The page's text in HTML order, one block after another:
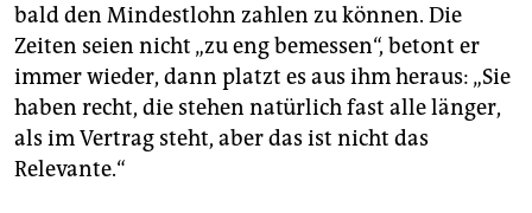
bald den Mindestlohn zahlen zu können. Die
Zeiten seien nicht „zu eng bemessen“, betont er
immer wieder, dann platzt es aus ihm heraus: „Sie
haben recht, die stehen natürlich fast alle länger,
als im Vertrag steht, aber das ist nicht das
Relevante.“